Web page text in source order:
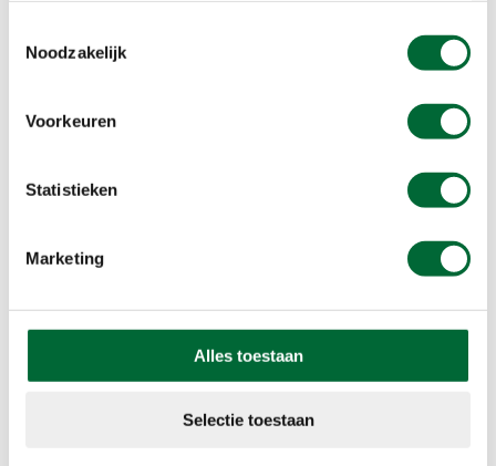
Noodzakelijk
Voorkeuren
Statistieken
Marketing
Alles toestaan
Selectie toestaan
is geweest, zegt ze: “Oh, ja, daar heb ik iets van in
de Bode gelezen. Is het een leuke route?”, voegt
ze eraan toe. “Zeker, maar als u ons een beetje op
weg kunt helpen helemaal.” Ze tuurt op ons
dan kom je vanzelf in het dorp uit.”